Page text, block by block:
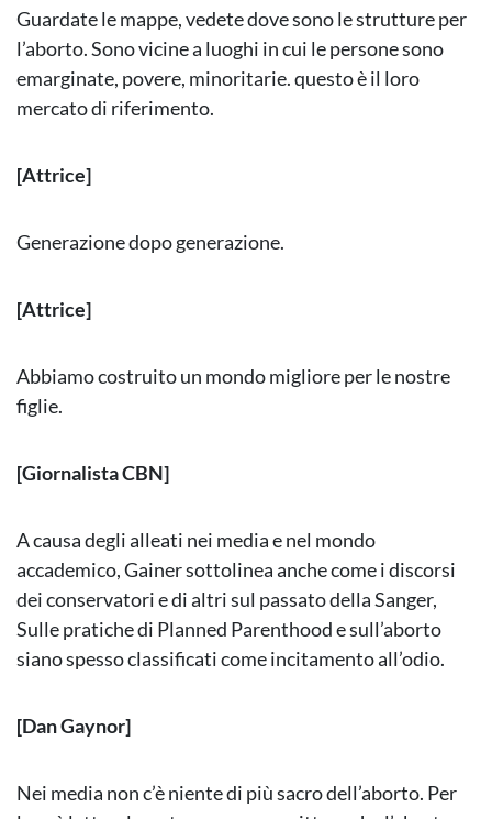
Guardate le mappe, vedete dove sono le strutture per
l’aborto. Sono vicine a luoghi in cui le persone sono
emarginate, povere, minoritarie. questo è il loro
mercato di riferimento.
[Attrice]
Generazione dopo generazione.
[Attrice]
Abbiamo costruito un mondo migliore per le nostre
figlie.
[Giornalista CBN]
A causa degli alleati nei media e nel mondo
accademico, Gainer sottolinea anche come i discorsi
dei conservatori e di altri sul passato della Sanger,
Sulle pratiche di Planned Parenthood e sull’aborto
siano spesso classificati come incitamento all’odio.
[Dan Gaynor]
Nei media non c’è niente di più sacro dell’aborto. Per